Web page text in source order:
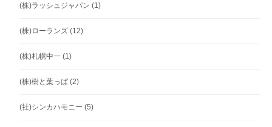
(株)ラッシュジャパン (1)
(株)ローランズ (12)
(株)札幌中一 (1)
(株)樹と葉っぱ (2)
(社)シンカハモニー (5)